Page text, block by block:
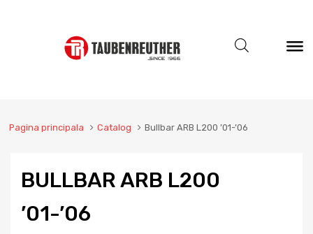
Pagina principala Catalog Bullbar ARB L200 ’01-’06
BULLBAR ARB L200
’01-’06